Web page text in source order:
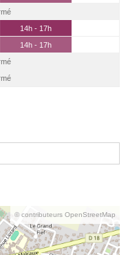
14h - 17h
14h - 17h
© contributeurs OpenStreetMap